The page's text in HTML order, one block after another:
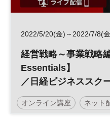
2022/5/20(金)～2022/7/8(
経営戦略～事業戦略
Essentials】
／日経ビジネススク
オンライン講座 ネット